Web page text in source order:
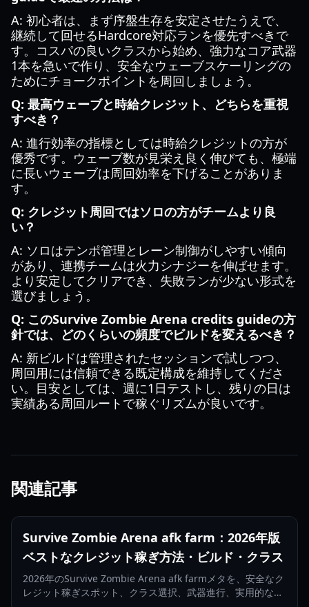
A: 初心者は、まず序盤生存を安定させたうえで、
継続して回せるHardcore対応ランを優先すべきで
す。コスパの良いクラスから始め、強力なコア武器
1本を急いで作り、安全なウェーブスケーリングの
ためにチョークポイントを周回しましょう。
Q: 最高ウェーブと時給クレジット、どちらを重視
すべき？
A: 進行効率の指標としては時給クレジットの方が
優秀です。ウェーブ数が見栄え良く伸びても、極端
に長いウェーブは周回効率を下げることがありま
す。
Q: クレジット周回ではソロの方がチームより良
い？
A: ソロはテンポ管理とレーン制御がしやすい傾向
があり、連携チームは火力シナジーを伸ばせます。
より安定してクリアでき、失敗ランが少ない形式を
選びましょう。
Q: このSurvive Zombie Arena credits guideの方
針では、どのくらいの頻度でビルドを変えるべき？
A: 新ビルドは管理されたセッションで試しつつ、
周回用には信頼できる既定構成を維持してくださ
い。目安としては、週に1日テストし、残りの日は
実績ある周回ルートで稼ぐリズムが良いです。
関連記事
Survive Zombie Arena afk farm：2026年版
ベストなクレジット稼ぎ方法・ビルド・クラス
2026年のSurvive Zombie Arena afk farmメタを、安全なク
レジット稼ぎスポット、クラス選択、武器進行、実用的なソ